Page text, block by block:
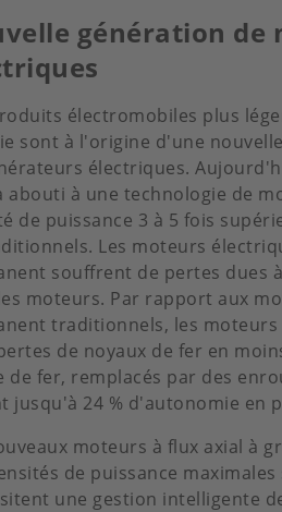
génération de
électromobiles plus
sont à l'origine d'une
électriques.
abouti à une technologie de
de puissance 3 à 5 fois
Les moteurs
souffrent de pertes dues
moteurs. Par rapport aux
traditionnels, les moteurs
de noyaux de fer en
de fer, remplacés par des
jusqu'à 24 % d'autonomie en
moteurs à flux axial à
de puissance
une gestion intelligente